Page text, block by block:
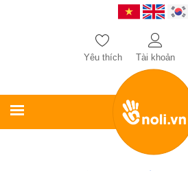
Tài khoản
Yêu thích